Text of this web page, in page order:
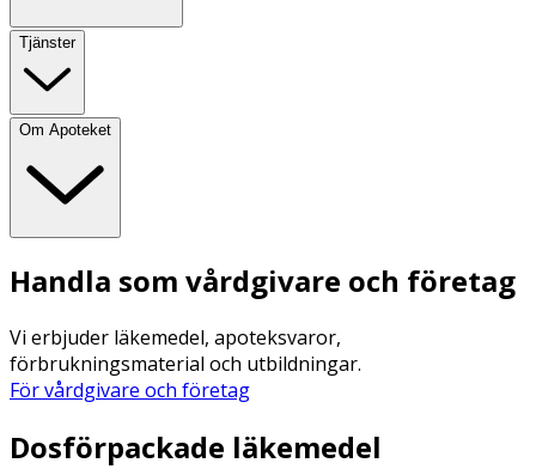
Tjänster
Om Apoteket
Handla som vårdgivare och företag
Vi erbjuder läkemedel, apoteksvaror,
förbrukningsmaterial och utbildningar.
För vårdgivare och företag
Dosförpackade läkemedel